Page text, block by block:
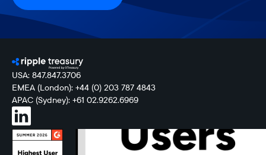
USA: 847.847.3706
EMEA (London): +44 (0) 203 787 4843
APAC (Sydney): +61 02.9262.6969